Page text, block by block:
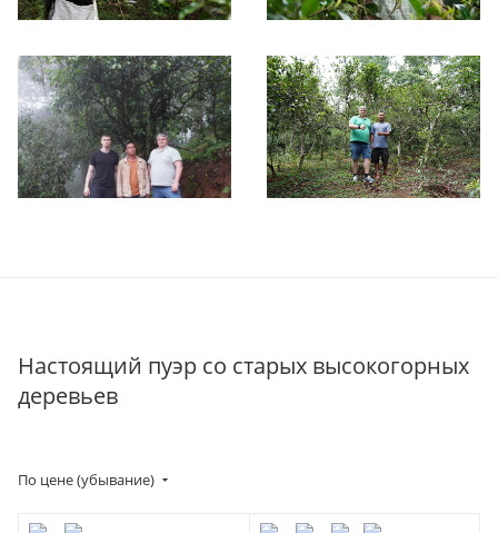
Настоящий пуэр со старых высокогорных
деревьев
По цене (убывание)